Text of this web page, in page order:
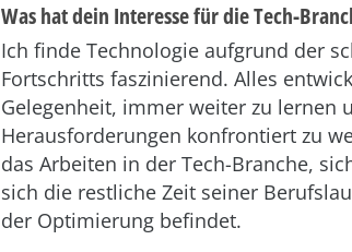
Was hat dein Interesse für die Tech-
Ich finde Technologie aufgrund der
Fortschritts faszinierend. Alles
Gelegenheit, immer weiter zu lernen
Herausforderungen konfrontiert zu
das Arbeiten in der Tech-Branche,
sich die restliche Zeit seiner
der Optimierung befindet.